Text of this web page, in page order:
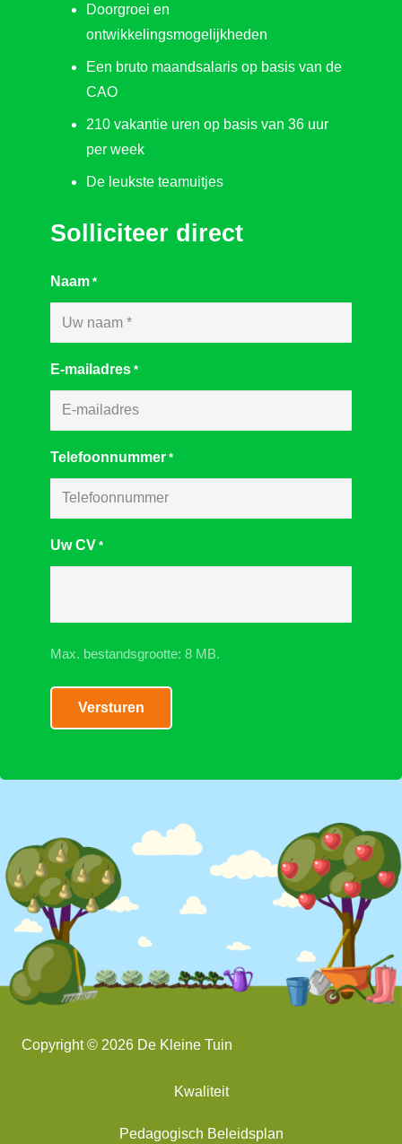
Doorgroei en
ontwikkelingsmogelijkheden
Een bruto maandsalaris op basis van de
CAO
210 vakantie uren op basis van 36 uur
per week
De leukste teamuitjes
Solliciteer direct
Naam *
E-mailadres *
Telefoonnummer *
Uw CV *
Max. bestandsgrootte: 8 MB.
Copyright © 2026 De Kleine Tuin
Kwaliteit
Pedagogisch Beleidsplan